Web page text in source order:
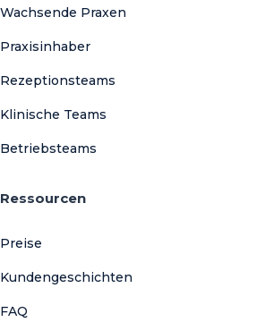
Wachsende Praxen
Praxisinhaber
Rezeptionsteams
Klinische Teams
Betriebsteams
Ressourcen
Preise
Kundengeschichten
FAQ